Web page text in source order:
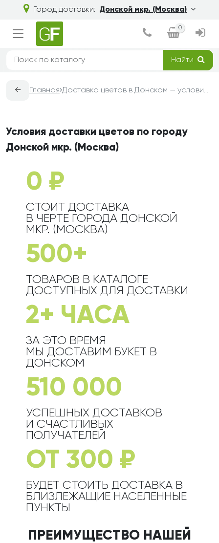
Город доставки: Донской мкр. (Москва)
0
Найти
← Главная Доставка цветов в Донском — условия, сроки и стоимость | Grand-Flora
Условия доставки цветов по городу
Донской мкр. (Москва)
0 ₽
СТОИТ ДОСТАВКА
В ЧЕРТЕ ГОРОДА ДОНСКОЙ
МКР. (МОСКВА)
500+
ТОВАРОВ В КАТАЛОГЕ
ДОСТУПНЫХ ДЛЯ ДОСТАВКИ
2+ ЧАСА
ЗА ЭТО ВРЕМЯ
МЫ ДОСТАВИМ БУКЕТ В
ДОНСКОМ
510 000
УСПЕШНЫХ ДОСТАВКОВ
И СЧАСТЛИВЫХ
ПОЛУЧАТЕЛЕЙ
ОТ 300 ₽
БУДЕТ СТОИТЬ ДОСТАВКА В
БЛИЗЛЕЖАЩИЕ НАСЕЛЕННЫЕ
ПУНКТЫ
ПРЕИМУЩЕСТВО НАШЕЙ